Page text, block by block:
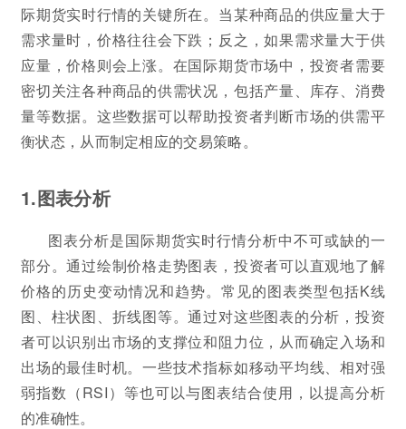
际期货实时行情的关键所在。当某种商品的供应量大于
需求量时，价格往往会下跌；反之，如果需求量大于供
应量，价格则会上涨。在国际期货市场中，投资者需要
密切关注各种商品的供需状况，包括产量、库存、消费
量等数据。这些数据可以帮助投资者判断市场的供需平
衡状态，从而制定相应的交易策略。
1.图表分析
图表分析是国际期货实时行情分析中不可或缺的一
部分。通过绘制价格走势图表，投资者可以直观地了解
价格的历史变动情况和趋势。常见的图表类型包括K线
图、柱状图、折线图等。通过对这些图表的分析，投资
者可以识别出市场的支撑位和阻力位，从而确定入场和
出场的最佳时机。一些技术指标如移动平均线、相对强
弱指数（RSI）等也可以与图表结合使用，以提高分析
的准确性。